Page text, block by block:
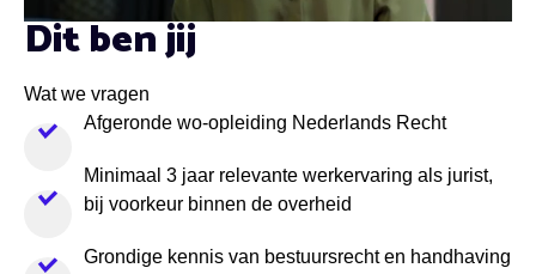
Dit ben jij
Wat we vragen
Afgeronde wo-opleiding Nederlands Recht
Minimaal 3 jaar relevante werkervaring als jurist,
bij voorkeur binnen de overheid
Grondige kennis van bestuursrecht en handhaving